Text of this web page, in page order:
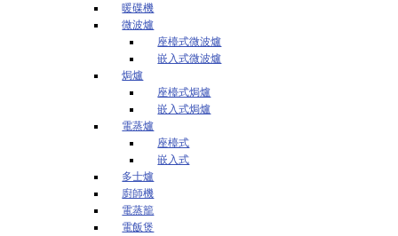
暖碟機
微波爐
座檯式微波爐
嵌入式微波爐
焗爐
座檯式焗爐
嵌入式焗爐
電蒸爐
座檯式
嵌入式
多士爐
廚師機
電蒸籠
電飯煲